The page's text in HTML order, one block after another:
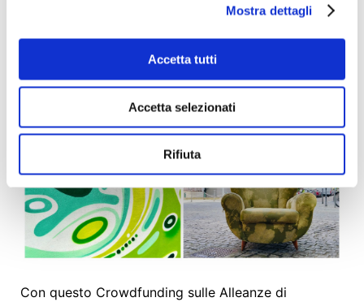
Mostra dettagli
Accetta tutti
Accetta selezionati
Rifiuta
TOCCA A TE!
Con questo Crowdfunding sulle Alleanze di